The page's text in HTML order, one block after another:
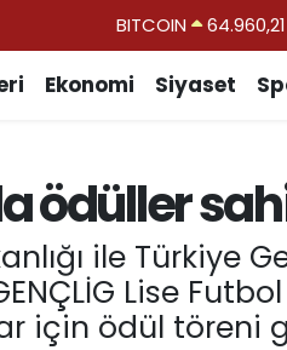
DOLAR
47,7436
EURO
55,2510
BİST100
13.779
Ekonomi Siyaset
ödüller
ile Türkiye
Lise
için ödül töreni